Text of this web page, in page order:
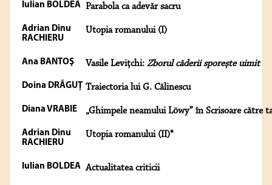
Iulian BOLDEA Parabola ca adevăr sacru
Adrian Dinu
RACHIERU
Utopia romanului (I)
Ana BANTOŞ Vasile Levițchi: Zborul căderii sporește uimit
Doina DRĂGUŢ Traiectoria lui G. Călinescu
Diana VRABIE „Ghimpele neamului Löwy” în Scrisoare către
Adrian Dinu
RACHIERU
Utopia romanului (II)*
Iulian BOLDEA Actualitatea criticii